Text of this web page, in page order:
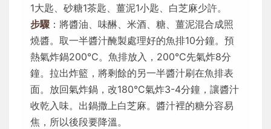
1大匙、砂糖1茶匙、薑泥1小匙、白芝麻少許。
步驟 ：將醬油、味醂、米酒、糖、薑泥混合成照
燒醬。取一半醬汁醃製處理好的魚排10分鐘。預
熱氣炸鍋200°C。魚排放入，200°C先氣炸8分
鐘。拉出炸籃，將剩餘的另一半醬汁刷在魚排表
面。放回氣炸鍋，改180°C氣炸3-4分鐘，讓醬汁
收乾入味。出鍋撒上白芝麻。醬汁裡的糖分容易
焦，所以後段要降溫。